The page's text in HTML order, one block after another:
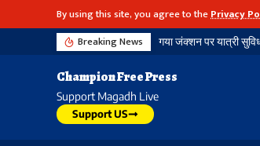
By using this site, you agree to thePrivacy
Breaking News
Champion Free Press
Support Magadh Live
Support US